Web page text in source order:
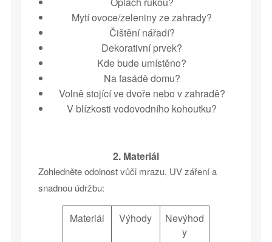
Mytí ovoce/zeleniny ze zahrady?
Čištění nářadí?
Dekorativní prvek?
Kde bude umístěno?
Na fasádě domu?
Volně stojící ve dvoře nebo v zahradě?
V blízkosti vodovodního kohoutku?
2. Materiál
Zohledněte odolnost vůči mrazu, UV záření a
snadnou údržbu:
Materiál Výhody
Nevýhod
y